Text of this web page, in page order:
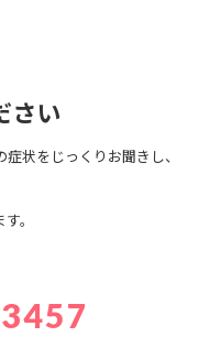
さい
状をじっくりお聞きし、
。